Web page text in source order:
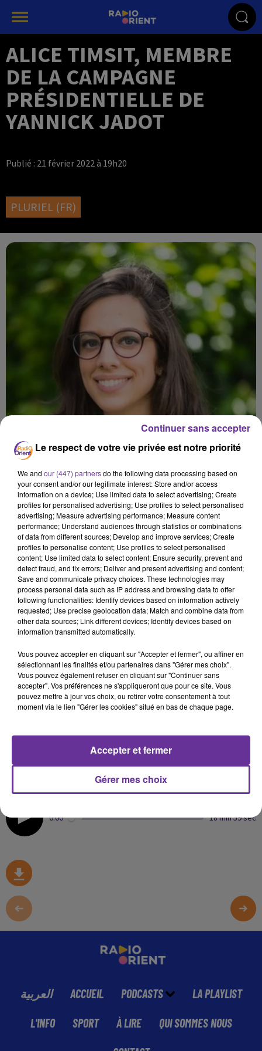
ALICE TIMSIT, MEMBRE
DE LA CAMPAGNE
PRÉSIDENTIELLE DE
YANNICK JADOT
Publié : 21 février 2022 à 19h20
PLURIEL (FR)
Alice Timsit écologie
Yannick Jadot
élection présidentielle
21 février 2022 - 18 min 59 sec
ALICE TIMSIT, MEMBRE DE LA CAMPAGNE
PRÉSIDENTIELLE DE YANNICK JADOT
LB
PLURIEL, le rendez-vous politique du lundi 21 février
2022
L’invitée de PLURIEL estAlice Timsit , conseillère de
responsable de la mobilisation de la jeunesse au sein de
la campagne présidentielle de Yannick Jadot
0:00 18 min 59 sec
العربية ACCUEIL PODCASTS LA PLAYLIST
L'INFO SPORT À LIRE QUI SOMMES NOUS
Le respect de votre vie privée est notre priorité
We and our (447) partnersdo the following data processing based on
your consent and/or our legitimate interest: Store and/or access
information on a device; Use limited data to select advertising; Create
profiles for personalised advertising; Use profiles to select personalised
advertising; Measure advertising performance; Measure content
performance; Understand audiences through statistics or combinations
of data from different sources; Develop and improve services; Create
profiles to personalise content; Use profiles to select personalised
content; Use limited data to select content; Ensure security, prevent and
detect fraud, and fix errors; Deliver and present advertising and content;
Save and communicate privacy choices. These technologies may
process personal data such as IP address and browsing data to offer
following functionalities: Identify devices based on information actively
requested; Use precise geolocation data; Match and combine data from
other data sources; Link different devices; Identify devices based on
information transmitted automatically.
Vous pouvez accepter en cliquant sur "Accepter et fermer", ou affiner en
sélectionnant les finalités et/ou partenaires dans "Gérer mes choix".
Vous pouvez également refuser en cliquant sur "Continuer sans
accepter". Vos préférences ne s'appliqueront que pour ce site. Vous
pouvez mettre à jour vos choix, ou retirer votre consentement à tout
moment via le lien "Gérer les cookies" situé en bas de chaque page.
Gérer mes choix
Accepter et fermer
Continuer sans accepter